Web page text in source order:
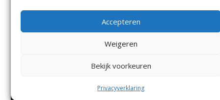
Accepteren
Weigeren
Bekijk voorkeuren
Privacyverklaring
Vacatures
Voorwaarden
Privacyverklaring
De Ronde Venen